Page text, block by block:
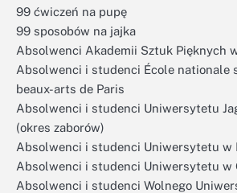
99 ćwiczeń na pupę
99 sposobów na jajka
Absolwenci Akademii Sztuk Pięknych
Absolwenci i studenci École nationale
beaux-arts de Paris
Absolwenci i studenci Uniwersytetu
(okres zaborów)
Absolwenci i studenci Uniwersytetu w
Absolwenci i studenci Uniwersytetu w
Absolwenci i studenci Wolnego